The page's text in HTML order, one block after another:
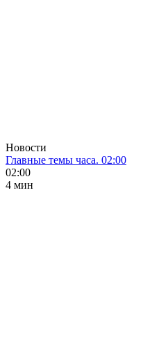
Новости
Главные темы часа. 02:00
02:00
4 мин